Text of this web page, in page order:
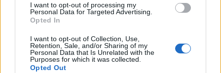
I want to opt-out of processing my
Personal Data for Targeted Advertising.
Opted In
I want to opt-out of Collection, Use,
Retention, Sale, and/or Sharing of my
Personal Data that Is Unrelated with the
Purposes for which it was collected.
Opted Out